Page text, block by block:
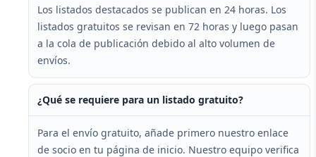
Los listados destacados se publican en 24 horas. Los
listados gratuitos se revisan en 72 horas y luego pasan
a la cola de publicación debido al alto volumen de
envíos.
¿Qué se requiere para un listado gratuito?
Para el envío gratuito, añade primero nuestro enlace
de socio en tu página de inicio. Nuestro equipo verifica